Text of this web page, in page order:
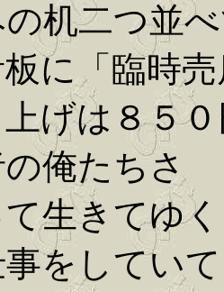
机二つ並
に「臨時
げは８５
俺たちさ
生きてゆ
をしてい